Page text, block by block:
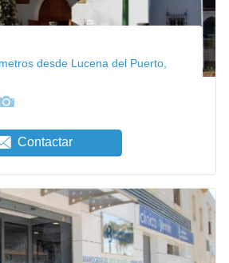
desde Lucena del Puerto,
Contactar